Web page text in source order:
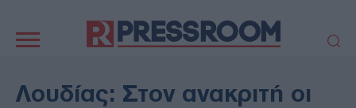
πλοήγηση
ΠΟΛΙΤΙΚΗ
Λουδίας: Στον ανακριτή οι